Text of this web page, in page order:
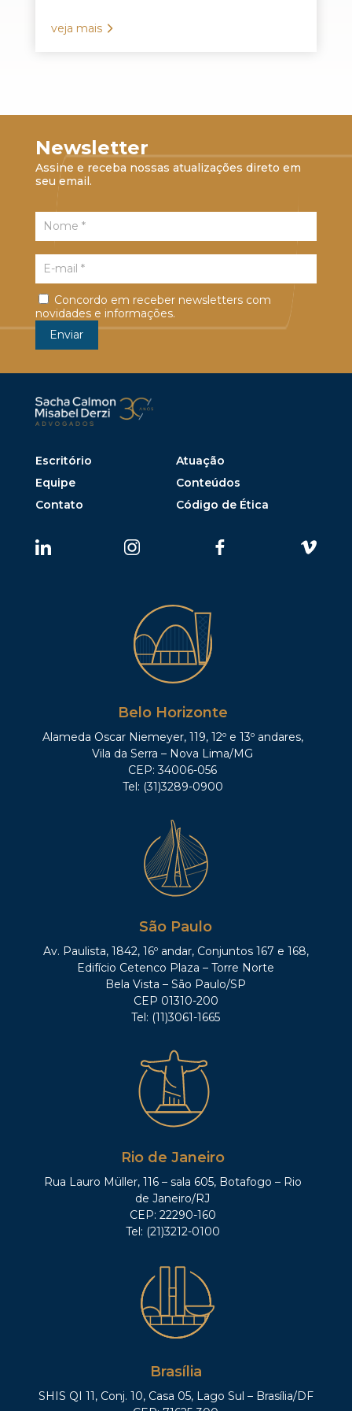
veja mais
Newsletter
Assine e receba nossas atualizações direto em
seu email.
Concordo em receber newsletters com
novidades e informações.
Escritório
Atuação
Equipe
Conteúdos
Contato
Código de Ética
Belo Horizonte
Alameda Oscar Niemeyer, 119, 12º e 13º andares,
Vila da Serra – Nova Lima/MG
CEP: 34006-056
Tel: (31)3289-0900
São Paulo
Av. Paulista, 1842, 16º andar, Conjuntos 167 e 168,
Edifício Cetenco Plaza – Torre Norte
Bela Vista – São Paulo/SP
CEP 01310-200
Tel: (11)3061-1665
Rio de Janeiro
Rua Lauro Müller, 116 – sala 605, Botafogo – Rio
de Janeiro/RJ
CEP: 22290-160
Tel: (21)3212-0100
Brasília
SHIS QI 11, Conj. 10, Casa 05, Lago Sul – Brasília/DF